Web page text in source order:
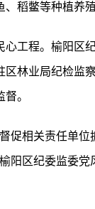
稻鳖等种植养
工程。榆阳区
林业局纪检监
。
促相关责任单
阳区纪委监委